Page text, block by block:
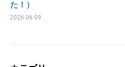
た！）
2026.06.09